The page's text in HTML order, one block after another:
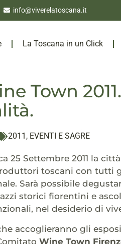
info@viverelatoscana.it
La Toscana in un Click
Town
2011 , EVENTI E SAGRE
25 Settembre 2011 la
toscani con tutti
Sarà possibile
storici fiorentini e
nel desiderio di
accoglieranno gli
Wine Town